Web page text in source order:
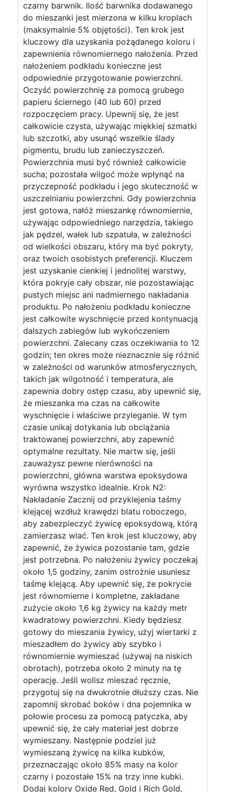
czarny barwnik. Ilość barwnika dodawanego
do mieszanki jest mierzona w kilku kroplach
(maksymalnie 5% objętości). Ten krok jest
kluczowy dla uzyskania pożądanego koloru i
zapewnienia równomiernego nałożenia. Przed
nałożeniem podkładu konieczne jest
odpowiednie przygotowanie powierzchni.
Oczyść powierzchnię za pomocą grubego
papieru ściernego (40 lub 60) przed
rozpoczęciem pracy. Upewnij się, że jest
całkowicie czysta, używając miękkiej szmatki
lub szczotki, aby usunąć wszelkie ślady
pigmentu, brudu lub zanieczyszczeń.
Powierzchnia musi być również całkowicie
sucha; pozostała wilgoć może wpłynąć na
przyczepność podkładu i jego skuteczność w
uszczelnianiu powierzchni. Gdy powierzchnia
jest gotowa, nałóż mieszankę równomiernie,
używając odpowiedniego narzędzia, takiego
jak pędzel, wałek lub szpatuła, w zależności
od wielkości obszaru, który ma być pokryty,
oraz twoich osobistych preferencji. Kluczem
jest uzyskanie cienkiej i jednolitej warstwy,
która pokryje cały obszar, nie pozostawiając
pustych miejsc ani nadmiernego nakładania
produktu. Po nałożeniu podkładu konieczne
jest całkowite wyschnięcie przed kontynuacją
dalszych zabiegów lub wykończeniem
powierzchni. Zalecany czas oczekiwania to 12
godzin; ten okres może nieznacznie się różnić
w zależności od warunków atmosferycznych,
takich jak wilgotność i temperatura, ale
zapewnia dobry ostęp czasu, aby upewnić się,
że mieszanka ma czas na całkowite
wyschnięcie i właściwe przyleganie. W tym
czasie unikaj dotykania lub obciążania
traktowanej powierzchni, aby zapewnić
optymalne rezultaty. Nie martw się, jeśli
zauważysz pewne nierówności na
powierzchni, główna warstwa epoksydowa
wyrówna wszystko idealnie. Krok N2:
Nakładanie Zacznij od przyklejenia taśmy
klejącej wzdłuż krawędzi blatu roboczego,
aby zabezpieczyć żywicę epoksydową, którą
zamierzasz wlać. Ten krok jest kluczowy, aby
zapewnić, że żywica pozostanie tam, gdzie
jest potrzebna. Po nałożeniu żywicy poczekaj
około 1,5 godziny, zanim ostrożnie usuniesz
taśmę klejącą. Aby upewnić się, że pokrycie
jest równomierne i kompletne, zakładane
zużycie około 1,6 kg żywicy na każdy metr
kwadratowy powierzchni. Kiedy będziesz
gotowy do mieszania żywicy, użyj wiertarki z
mieszadłem do żywicy aby szybko i
równomiernie wymieszać (używaj na niskich
obrotach), potrzeba około 2 minuty na tę
operację. Jeśli wolisz mieszać ręcznie,
przygotuj się na dwukrotnie dłuższy czas. Nie
zapomnij skrobać boków i dna pojemnika w
połowie procesu za pomocą patyczka, aby
upewnić się, że cały materiał jest dobrze
wymieszany. Następnie podziel już
wymieszaną żywicę na kilka kubków,
przeznaczając około 85% masy na kolor
czarny i pozostałe 15% na trzy inne kubki.
Dodaj kolory Oxide Red, Gold i Rich Gold,